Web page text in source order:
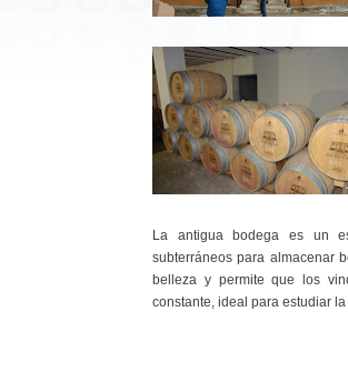
La antigua bodega es un
subterráneos para almacenar
belleza y permite que los
constante, ideal para estudiar